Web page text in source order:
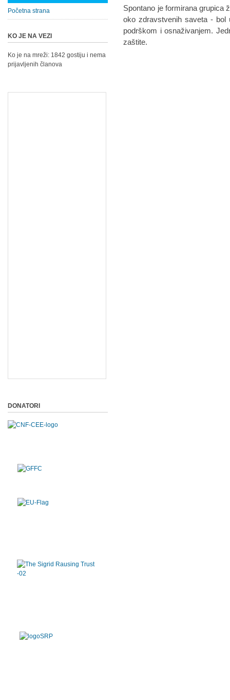
Spontano je formirana grupica
oko zdravstvenih saveta -
podrškom i osnaživanjem.
zaštite.
Početna strana
KO JE NA VEZI
Ko je na mreži: 1842 gostiju i nema
prijavljenih članova
DONATORI